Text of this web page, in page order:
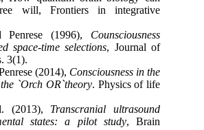
will, Frontiers in integrative
Penrese (1996), Counsciousness
space-time selections, Journal of
3(1).
(2014), Consciousness in the
`Orch OR`theory. Physics of life
(2013), Transcranial ultrasound
states: a pilot study, Brain